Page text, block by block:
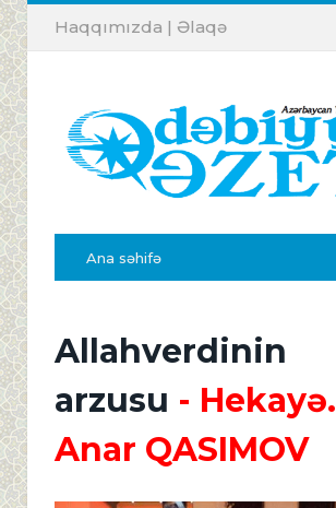
Haqqımızda | Əlaqə
Ana səhifə
Allahverdinin
arzusu - Hekayə.
Anar QASIMOV